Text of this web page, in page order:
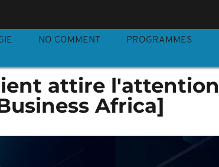
NO COMMENT PROGRAMMES
attire l'attention
Africa]